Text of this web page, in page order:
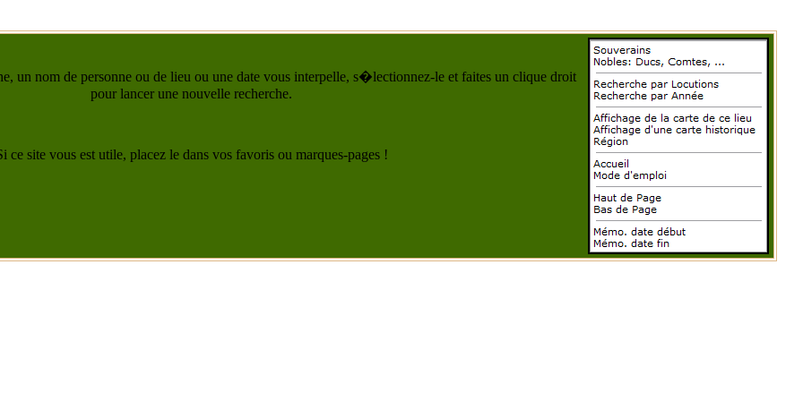
un nom de personne ou de lieu ou une date vous interpelle, s�lectionnez-le et faites un clique droit
pour lancer une nouvelle recherche.
ce site vous est utile, placez le dans vos favoris ou marques-pages !